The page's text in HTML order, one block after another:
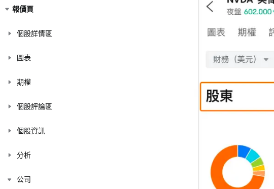
報價頁
個股詳情區
圖表
期權
個股評論區
個股資訊
分析
公司